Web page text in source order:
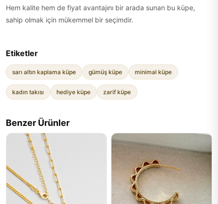
Hem kalite hem de fiyat avantajını bir arada sunan bu küpe,
sahip olmak için mükemmel bir seçimdir.
Etiketler
sarı altın kaplama küpe gümüş küpe minimal küpe
kadın takısı hediye küpe zarif küpe
Benzer Ürünler